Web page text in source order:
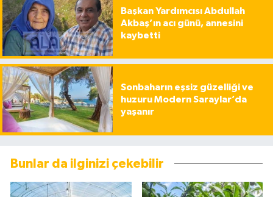
Başkan Yardımcısı Abdullah
Akbaş’ın acı günü, annesini
kaybetti
Sonbaharın eşsiz güzelliği ve
huzuru Modern Saraylar’da
yaşanır
Bunlar da ilginizi çekebilir